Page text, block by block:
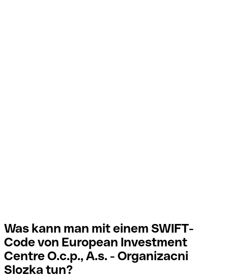
Was kann man mit einem SWIFT-
Code von European Investment
Centre O.c.p., A.s. - Organizacni
Slozka tun?